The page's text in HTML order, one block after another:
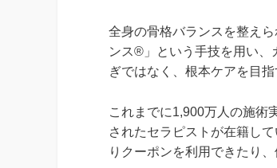
全身の骨格バランスを整え
ンス®」という手技を用い、
ぎではなく、根本ケアを目指
これまでに1,900万人の施術
されたセラピストが在籍し
りクーポンを利用できたり、